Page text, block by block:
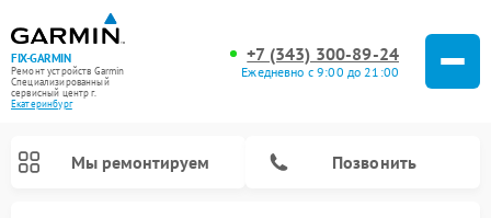
FIX-GARMIN
Ремонт устройств Garmin
Специализированный
cервисный центр г.
Екатеринбург
+7 (343) 300-89-24
Ежедневно с 9:00 до 21:00
Мы ремонтируем Позвонить